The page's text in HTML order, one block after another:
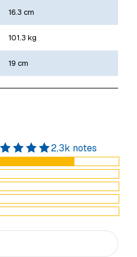
16.3 cm
101.3 kg
19 cm
2,3k notes